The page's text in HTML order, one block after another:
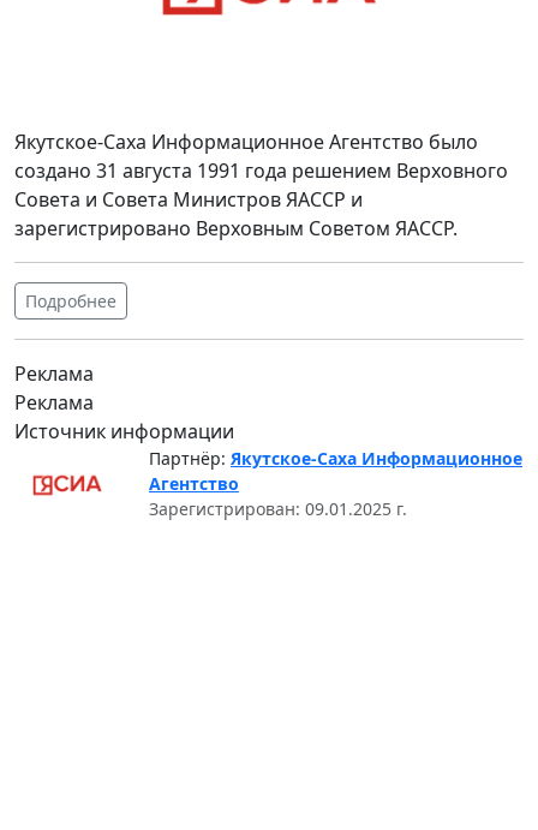
Якутское-Саха Информационное Агентство было
создано 31 августа 1991 года решением Верховного
Совета и Совета Министров ЯАССР и
зарегистрировано Верховным Советом ЯАССР.
Подробнее
Реклама
Реклама
Источник информации
Партнёр: Якутское-Саха Информационное
Агентство
Зарегистрирован: 09.01.2025 г.